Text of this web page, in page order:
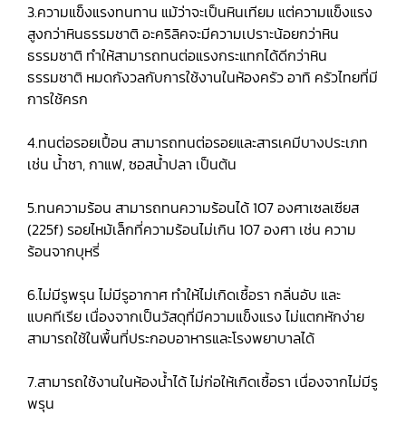
3.ความแข็งแรงทนทาน แม้ว่าจะเป็นหินเทียม แต่ความแข็งแรง
สูงกว่าหินธรรมชาติ อะคริลิคจะมีความเปราะน้อยกว่าหิน
ธรรมชาติ ทำให้สามารถทนต่อแรงกระแทกได้ดีกว่าหิน
ธรรมชาติ หมดกังวลกับการใช้งานในห้องครัว อาทิ ครัวไทยที่มี
การใช้ครก
4.ทนต่อรอยเปื้อน สามารถทนต่อรอยและสารเคมีบางประเภท
เช่น น้ำชา, กาแฟ, ซอสน้ำปลา เป็นต้น
5.ทนความร้อน สามารถทนความร้อนได้ 107 องศาเซลเซียส
(225f) รอยไหม้เล็กที่ความร้อนไม่เกิน 107 องศา เช่น ความ
ร้อนจากบุหรี่
6.ไม่มีรูพรุน ไม่มีรูอากาศ ทำให้ไม่เกิดเชื้อรา กลิ่นอับ และ
แบคทีเรีย เนื่องจากเป็นวัสดุที่มีความแข็งแรง ไม่แตกหักง่าย
สามารถใช้ในพื้นที่ประกอบอาหารและโรงพยาบาลได้
7.สามารถใช้งานในห้องน้ำได้ ไม่ก่อให้เกิดเชื้อรา เนื่องจากไม่มีรู
พรุน